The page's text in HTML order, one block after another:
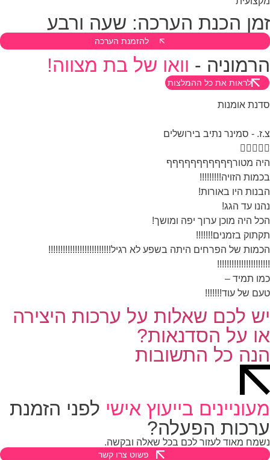
הכנת הערכה: שעה ורבע
להזמנת הערכה
- וואו של בת מצווה!
לראות את כל ההמלצות
אומנות
- סמינר נתיב בירושלים
   
מטורףףףףףףףףףףף
הזויה!!!!!!!!!
היו באורות!
עד הגג!
היה מוכן ערוך יפה ומושך!
בזמנים!!!!!!!
של הפרחים היתה בשפע לא רגיל!!!!!!!!!!!!!!!!!!!!!!!!!!
תמיד –
של עוד!!!!!!!
לכם שאלות על ערכות היצירה
על הסדנאות?
כל התשובות
בייעוץ אישי לפני הזמנת
הפעלה?
מאוד לעזור לכם בכל שאלה ובקשה.
פשוט צרו קשר